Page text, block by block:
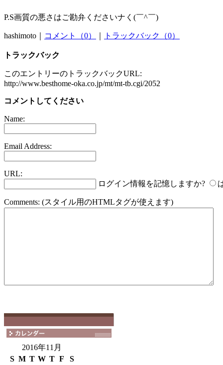
P.S画質の悪さはご勘弁くださいナく(￣^￣)
hashimoto｜ コメント（0） トラックバック（0）
トラックバック
このエントリーのトラックバックURL:
http://www.besthome-oka.co.jp/mt/mt-tb.cgi/2052
コメントしてください
Name:
Email Address:
URL:
ログイン情報を記憶しますか?
Comments: (スタイル用のHTMLタグが使えます)
2016年11月
S M T W T F
S